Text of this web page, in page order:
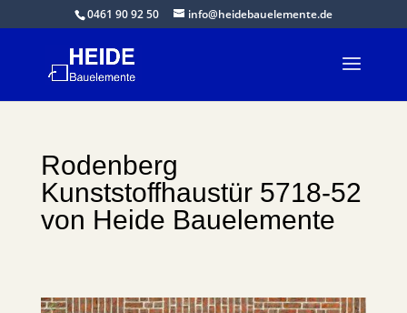
0461 90 92 50 info@heidebauelemente.de
Rodenberg
Kunststoffhaustür 5718-52
von Heide Bauelemente